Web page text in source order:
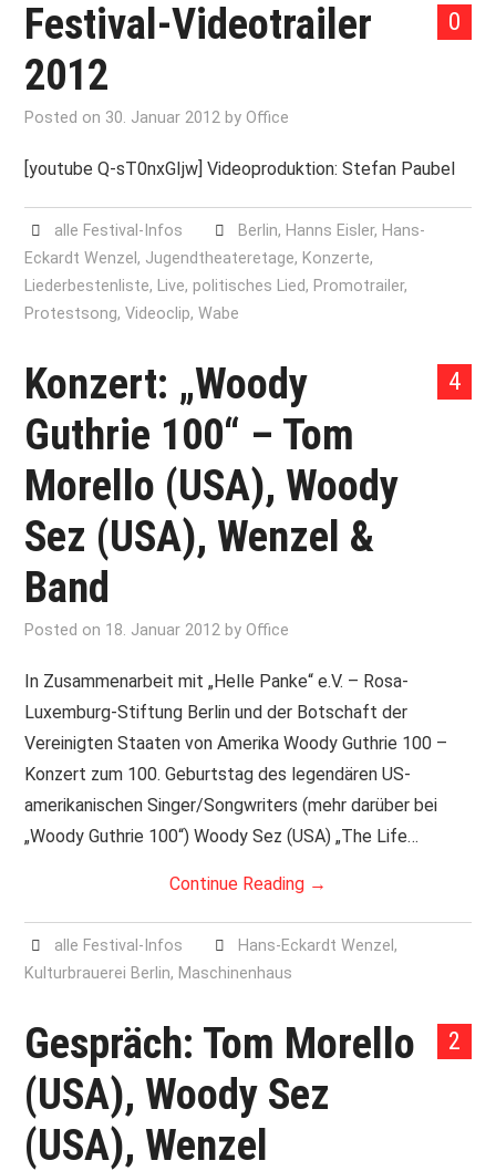
0
Festival-Videotrailer
2012
Posted on 30. Januar 2012 byOffice
[youtube Q-sT0nxGIjw] Videoproduktion: Stefan Paubel
alle Festival-Infos Berlin, Hanns Eisler, Hans-
Eckardt Wenzel, Jugendtheateretage, Konzerte,
Liederbestenliste, Live,politisches Lied, Promotrailer,
Protestsong,Videoclip,Wabe
4
Konzert: „Woody
Guthrie 100“ – Tom
Morello (USA), Woody
Sez (USA), Wenzel &
Band
Posted on 18. Januar 2012 byOffice
In Zusammenarbeit mit „Helle Panke“ e.V. – Rosa-
Luxemburg-Stiftung Berlin und der Botschaft der
Vereinigten Staaten von Amerika Woody Guthrie 100 –
Konzert zum 100. Geburtstag des legendären US-
amerikanischen Singer/Songwriters (mehr darüber bei
„Woody Guthrie 100“) Woody Sez (USA) „The Life…
Continue Reading →
alle Festival-Infos Hans-Eckardt Wenzel ,
Kulturbrauerei Berlin, Maschinenhaus
2
Gespräch: Tom Morello
(USA), Woody Sez
(USA), Wenzel